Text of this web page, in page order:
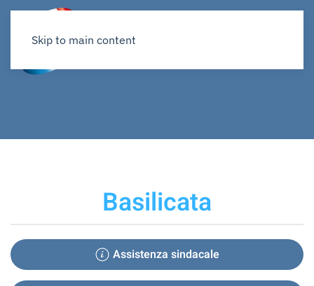
Skip to main content
Basilicata
Assistenza sindacale